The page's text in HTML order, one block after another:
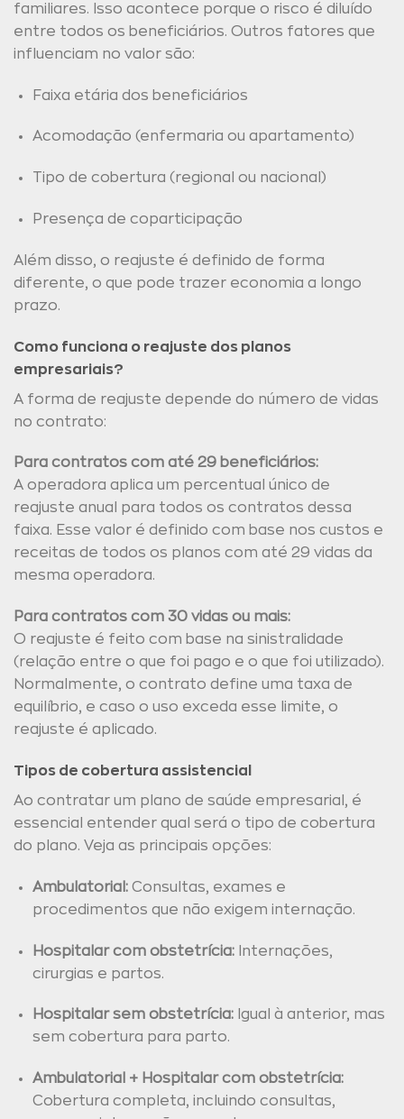
familiares. Isso acontece porque o risco é diluído
entre todos os beneficiários. Outros fatores que
influenciam no valor são:
Faixa etária dos beneficiários
Acomodação (enfermaria ou apartamento)
Tipo de cobertura (regional ou nacional)
Presença de coparticipação
Além disso, o reajuste é definido de forma
diferente, o que pode trazer economia a longo
prazo.
Como funciona o reajuste dos planos
empresariais?
A forma de reajuste depende do número de vidas
no contrato:
Para contratos com até 29 beneficiários:
A operadora aplica um percentual único de
reajuste anual para todos os contratos dessa
faixa. Esse valor é definido com base nos custos e
receitas de todos os planos com até 29 vidas da
mesma operadora.
Para contratos com 30 vidas ou mais:
O reajuste é feito com base na sinistralidade
(relação entre o que foi pago e o que foi utilizado).
Normalmente, o contrato define uma taxa de
equilíbrio, e caso o uso exceda esse limite, o
reajuste é aplicado.
Tipos de cobertura assistencial
Ao contratar um plano de saúde empresarial, é
essencial entender qual será o tipo de cobertura
do plano. Veja as principais opções:
Ambulatorial:Consultas, exames e
procedimentos que não exigem internação.
Hospitalar com obstetrícia:Internações,
cirurgias e partos.
Hospitalar sem obstetrícia:Igual à anterior, mas
sem cobertura para parto.
Ambulatorial + Hospitalar com obstetrícia:
Cobertura completa, incluindo consultas,